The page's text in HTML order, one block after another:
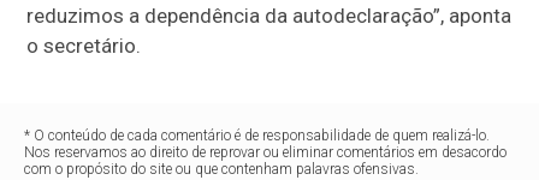
reduzimos a dependência da autodeclaração”, aponta
o secretário.
* O conteúdo de cada comentário é de responsabilidade de quem realizá-lo.
Nos reservamos ao direito de reprovar ou eliminar comentários em desacordo
com o propósito do site ou que contenham palavras ofensivas.